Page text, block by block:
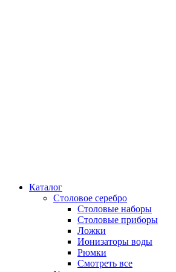
Каталог
Столовое серебро
Столовые наборы
Столовые приборы
Ложки
Ионизаторы воды
Рюмки
Смотреть все